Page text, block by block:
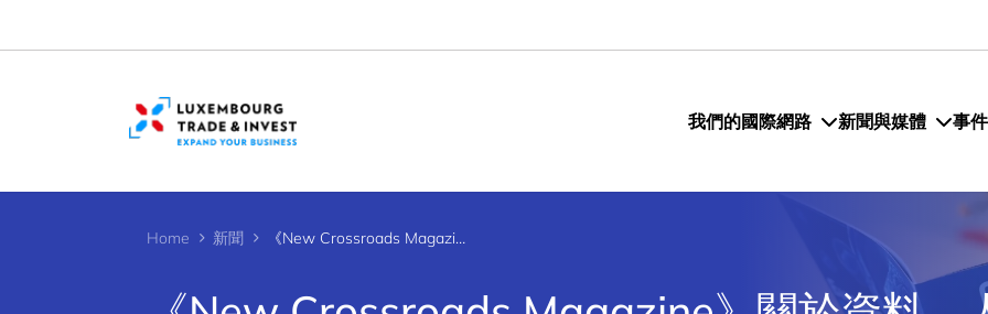
我們的國際網路 新聞與媒體 事件
Home 新聞 《New Crossroads Magazine》關於資料、人工智慧與量子的報導